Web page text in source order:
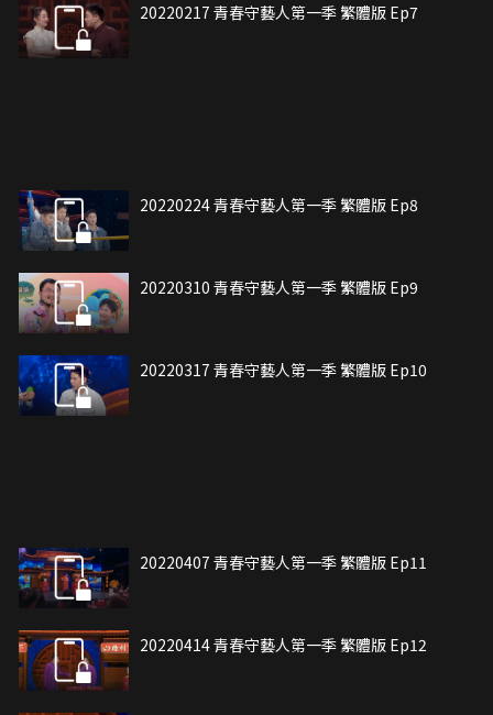
20220217 青春守藝人第一季 繁體版 Ep7
20220224 青春守藝人第一季 繁體版 Ep8
20220310 青春守藝人第一季 繁體版 Ep9
20220317 青春守藝人第一季 繁體版 Ep10
20220407 青春守藝人第一季 繁體版 Ep11
20220414 青春守藝人第一季 繁體版 Ep12